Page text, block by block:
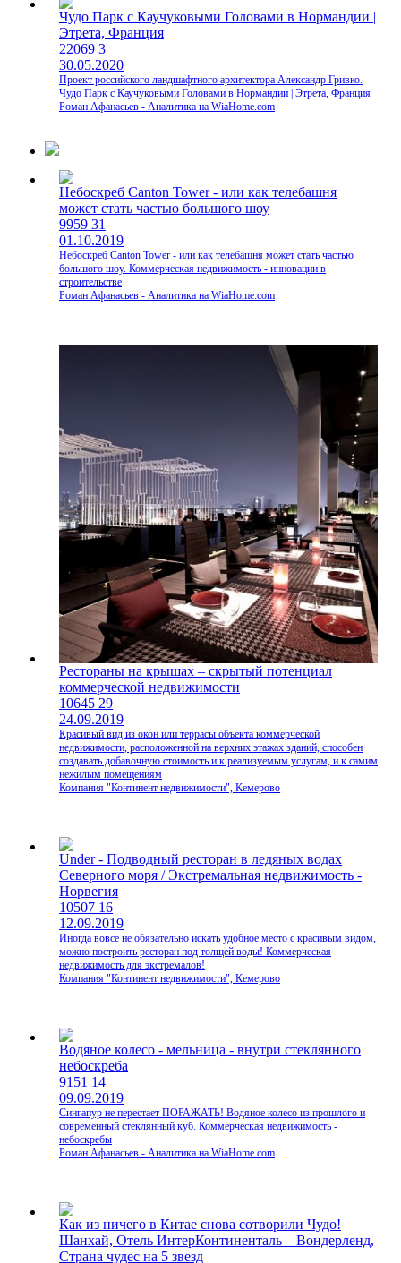
Чудо Парк с Каучуковыми Головами в Нормандии |
Этрета, Франция
22069 3
30.05.2020
Проект российского ландшафтного архитектора Александр Гривко.
Чудо Парк с Каучуковыми Головами в Нормандии | Этрета, Франция
Роман Афанасьев - Аналитика на WiaHome.com
Небоскреб Canton Tower - или как телебашня
может стать частью большого шоу
9959 31
01.10.2019
Небоскреб Canton Tower - или как телебашня может стать частью
большого шоу. Коммерческая недвижимость - инновации в
строительстве
Роман Афанасьев - Аналитика на WiaHome.com
Рестораны на крышах – скрытый потенциал
коммерческой недвижимости
10645 29
24.09.2019
Красивый вид из окон или террасы объекта коммерческой
недвижимости, расположенной на верхних этажах зданий, способен
создавать добавочную стоимость и к реализуемым услугам, и к самим
нежилым помещениям
Компания "Континент недвижимости", Кемерово
Under - Подводный ресторан в ледяных водах
Северного моря / Экстремальная недвижимость -
Норвегия
10507 16
12.09.2019
Иногда вовсе не обязательно искать удобное место с красивым видом,
можно построить ресторан под толщей воды! Коммерческая
недвижимость для экстремалов!
Компания "Континент недвижимости", Кемерово
Водяное колесо - мельница - внутри стеклянного
небоскреба
9151 14
09.09.2019
Сингапур не перестает ПОРАЖАТЬ! Водяное колесо из прошлого и
современный стеклянный куб. Коммерческая недвижимость -
небоскребы
Роман Афанасьев - Аналитика на WiaHome.com
Как из ничего в Китае снова сотворили Чудо!
Шанхай, Отель ИнтерКонтиненталь – Вондерленд,
Страна чудес на 5 звезд